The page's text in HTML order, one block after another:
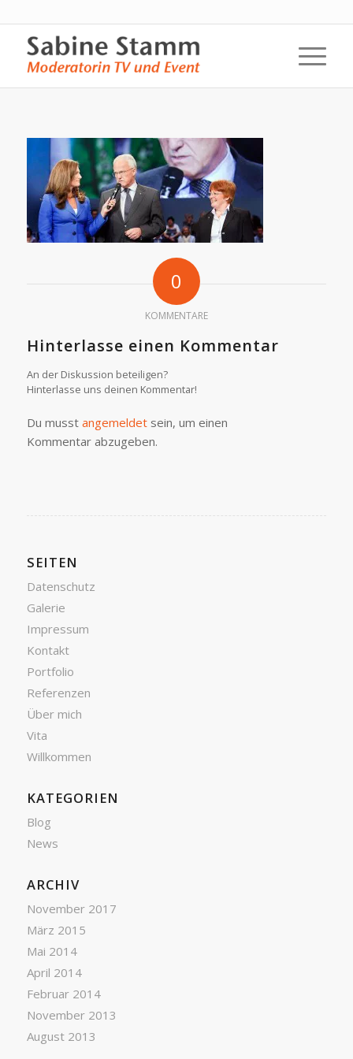
0
KOMMENTARE
Hinterlasse einen Kommentar
An der Diskussion beteiligen?
Hinterlasse uns deinen Kommentar!
Du musst angemeldetsein, um einen
Kommentar abzugeben.
SEITEN
Datenschutz
Galerie
Impressum
Kontakt
Portfolio
Referenzen
Über mich
Vita
Willkommen
KATEGORIEN
Blog
News
ARCHIV
November 2017
März 2015
Mai 2014
April 2014
Februar 2014
November 2013
August 2013